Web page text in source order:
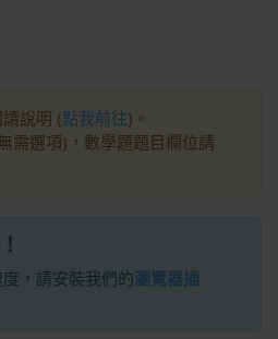
說明 (點我前往)。
需選項)，數學題題目欄位請
，請安裝我們的瀏覽器插